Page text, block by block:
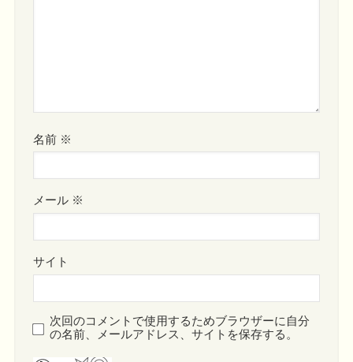
名前 ※
メール ※
サイト
次回のコメントで使用するためブラウザーに自分
の名前、メールアドレス、サイトを保存する。